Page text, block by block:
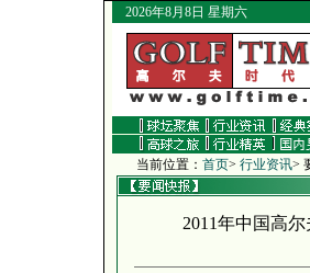
2026年8月8日 星期六
当前位置： 首页> 行业资讯>
2011年中国高